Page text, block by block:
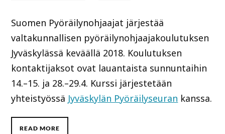
Suomen Pyöräilynohjaajat järjestää
valtakunnallisen pyöräilynohjaajakoulutuksen
Jyväskylässä keväällä 2018. Koulutuksen
kontaktijaksot ovat lauantaista sunnuntaihin
14.–15. ja 28.–29.4. Kurssi järjestetään
yhteistyössä Jyväskylän Pyöräilyseuran kanssa.
READ MORE